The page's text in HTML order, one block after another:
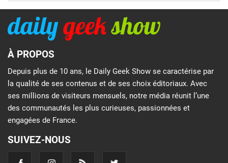
À PROPOS
Depuis plus de 10 ans, le Daily Geek Show se caractérise par
la qualité de ses contenus et de ses choix éditoriaux. Avec
ses millions de visiteurs mensuels, notre média réunit l’une
des communautés les plus curieuses, passionnées et
engagées de France.
SUIVEZ-NOUS